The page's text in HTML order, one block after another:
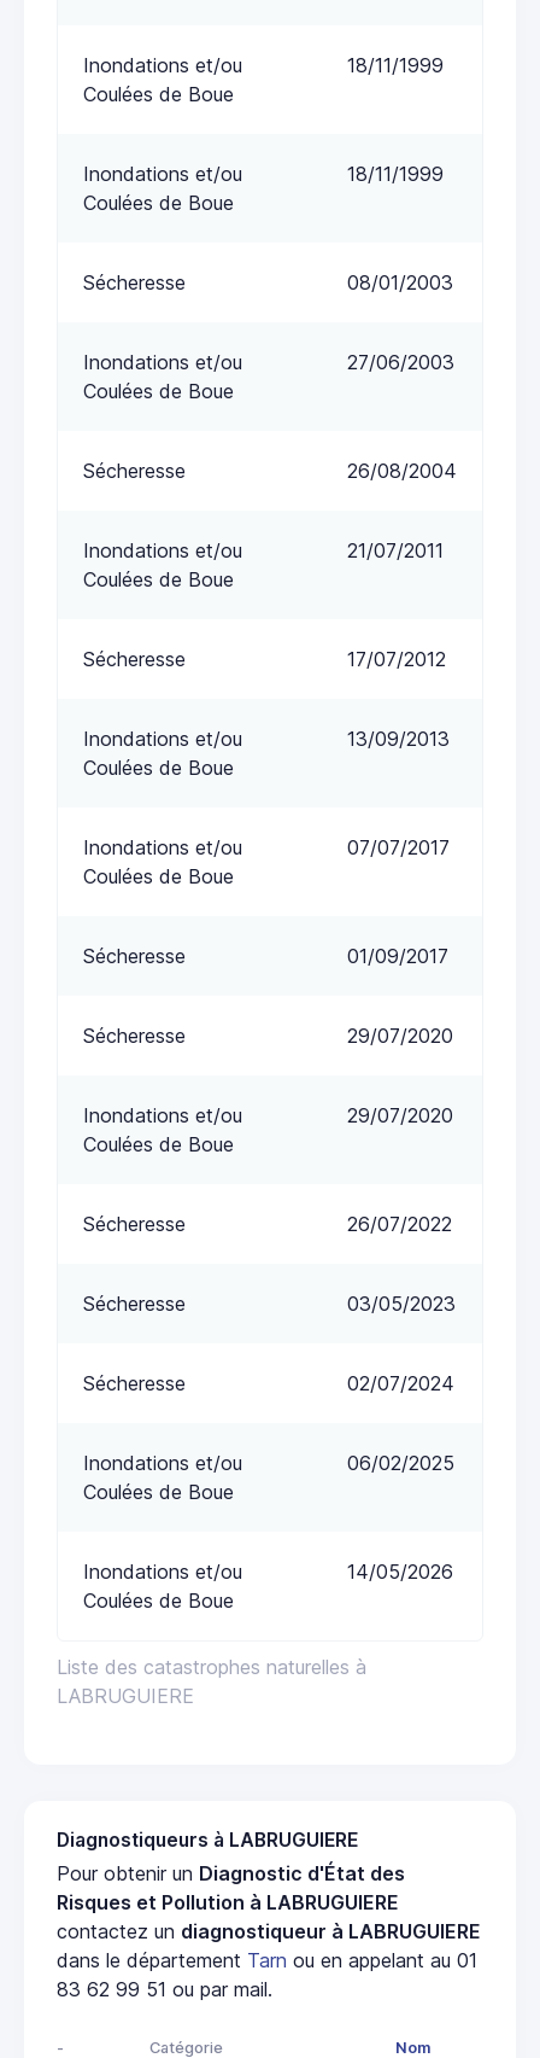
Liste des catastrophes naturelles à
LABRUGUIERE
Inondations et/ou
Coulées de Boue
18/11/1999
Inondations et/ou
Coulées de Boue
18/11/1999
Sécheresse 08/01/2003
Inondations et/ou
Coulées de Boue
27/06/2003
Sécheresse 26/08/2004
Inondations et/ou
Coulées de Boue
21/07/2011
Sécheresse 17/07/2012
Inondations et/ou
Coulées de Boue
13/09/2013
Inondations et/ou
Coulées de Boue
07/07/2017
Sécheresse 01/09/2017
Sécheresse 29/07/2020
Inondations et/ou
Coulées de Boue
29/07/2020
Sécheresse 26/07/2022
Sécheresse 03/05/2023
Sécheresse 02/07/2024
Inondations et/ou
Coulées de Boue
06/02/2025
Inondations et/ou
Coulées de Boue
14/05/2026
Diagnostiqueurs à LABRUGUIERE
Pour obtenir un Diagnostic d'État des
Risques et Pollution à LABRUGUIERE
contactez un diagnostiqueur à LABRUGUIERE
dans le département Tarn ou en appelant au 01
83 62 99 51 ou par mail.
- Catégorie Nom